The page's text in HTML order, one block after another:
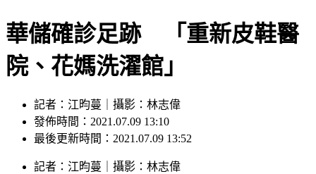
華儲確診足跡 「重新皮鞋醫
院、花媽洗濯館」
記者：江昀蔓｜攝影：林志偉
發佈時間：2021.07.09 13:10
最後更新時間：2021.07.09 13:52
記者 ： 江昀蔓 攝影 ： 林志偉